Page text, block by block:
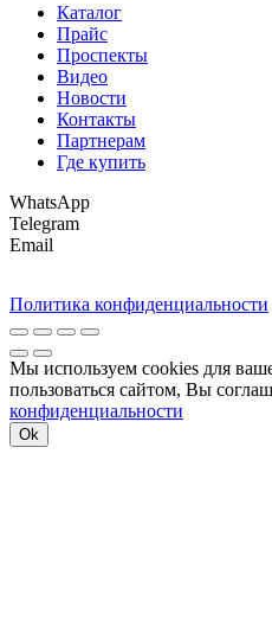
Каталог
Прайс
Проспекты
Видео
Новости
Контакты
Партнерам
Где купить
WhatsApp
Telegram
Email
Политика конфиденциальности
Мы используем cookies для
пользоваться сайтом, Вы
конфиденциальности
Ok